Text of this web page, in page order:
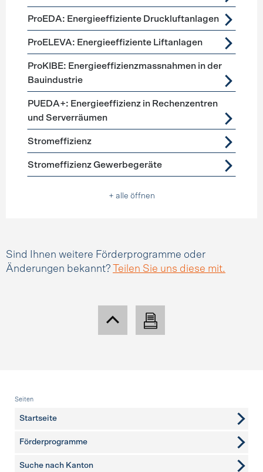
ProEDA: Energieeffiziente Druckluftanlagen
ProELEVA: Energieeffiziente Liftanlagen
ProKIBE: Energieeffizienzmassnahmen in der
Bauindustrie
PUEDA+: Energieeffizienz in Rechenzentren
und Serverräumen
Stromeffizienz
Stromeffizienz Gewerbegeräte
+ alle öffnen
Sind Ihnen weitere Förderprogramme oder
Änderungen bekannt?
Teilen Sie uns diese mit.
Fusszeile
Seiten
Startseite
Förderprogramme
Suche nach Kanton